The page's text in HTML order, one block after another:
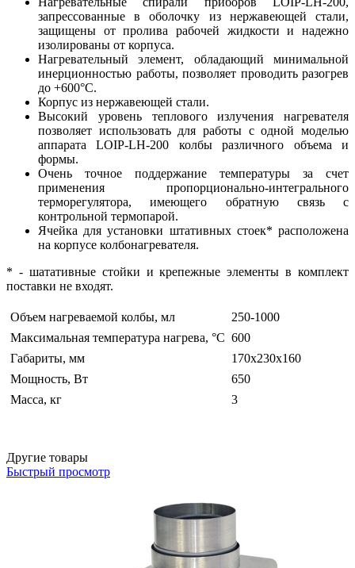
запрессованные в оболочку из нержавеющей стали,
защищены от пролива рабочей жидкости и надежно
изолированы от корпуса.
Нагревательный элемент, обладающий минимальной
инерционностью работы, позволяет проводить разогрев
до +600°С.
Корпус из нержавеющей стали.
Высокий уровень теплового излучения нагревателя
позволяет использовать для работы с одной моделью
аппарата LOIP-LH-200 колбы различного объема и
формы.
Очень точное поддержание температуры за счет
применения пропорционально-интегрального
терморегулятора, имеющего обратную связь с
контрольной термопарой.
Ячейка для установки штативных стоек* расположена
на корпусе колбонагревателя.
* - шатативные стойки и крепежные элементы в комплект
поставки не входят.
Объем нагреваемой колбы, мл
250-1000
Максимальная температура нагрева, °С 600
Габариты, мм
170х230х160
Мощность, Вт
650
Масса, кг
3
Другие товары
Быстрый просмотр